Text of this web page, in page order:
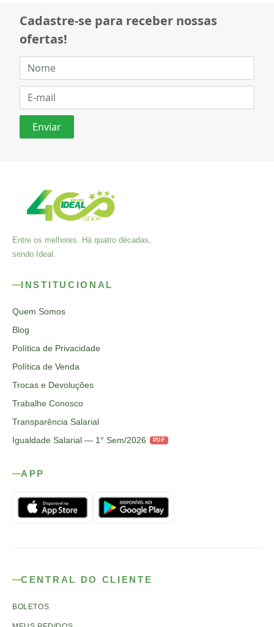
Cadastre-se para receber nossas
ofertas!
Entre os melhores. Há quatro décadas,
sendo Ideal.
INSTITUCIONAL
Quem Somos
Blog
Política de Privacidade
Política de Venda
Trocas e Devoluções
Trabalhe Conosco
Transparência Salarial
Igualdade Salarial — 1° Sem/2026
PDF
APP
CENTRAL DO CLIENTE
BOLETOS